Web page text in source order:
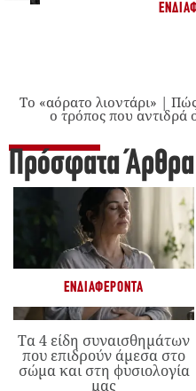
Το «αόρατο λιοντάρι» |
ο τρόπος που αντιδρά
Πρόσφατα Άρθρα
ΕΝΔΙΑΦΈΡΟΝΤΑ
Τα 4 είδη συναισθημάτων
που επιδρούν άμεσα στο
σώμα και στη φυσιολογία
μας